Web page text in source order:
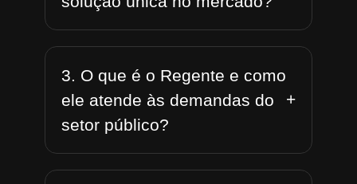
3. O que é o Regente e como
ele atende às demandas do
setor público?
+